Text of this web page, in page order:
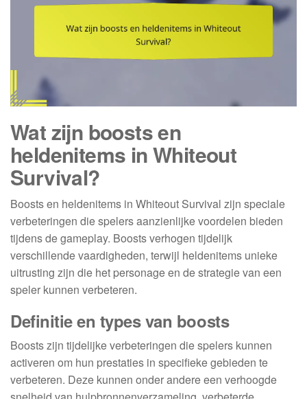
Wat zijn boosts en
heldenitems in Whiteout
Survival?
Boosts en heldenitems in Whiteout Survival zijn speciale
verbeteringen die spelers aanzienlijke voordelen bieden
tijdens de gameplay. Boosts verhogen tijdelijk
verschillende vaardigheden, terwijl heldenitems unieke
uitrusting zijn die het personage en de strategie van een
speler kunnen verbeteren.
Definitie en types van boosts
Boosts zijn tijdelijke verbeteringen die spelers kunnen
activeren om hun prestaties in specifieke gebieden te
verbeteren. Deze kunnen onder andere een verhoogde